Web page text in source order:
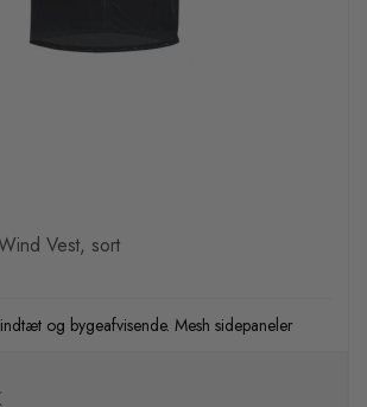
Vest, sort
og bygeafvisende. Mesh sidepaneler